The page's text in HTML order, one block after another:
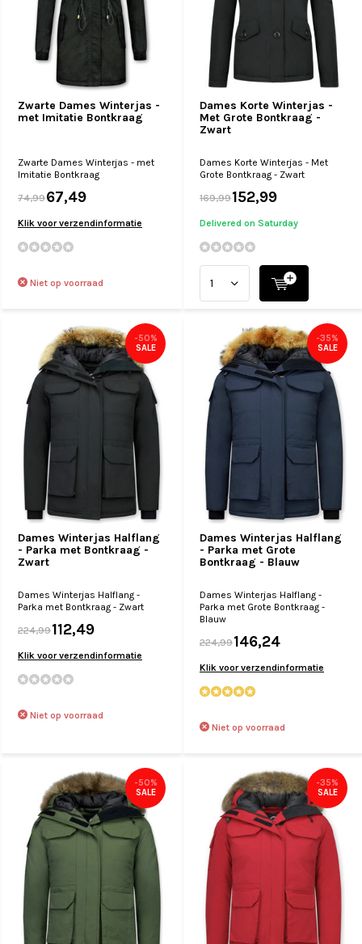
Zwarte Dames Winterjas -
met Imitatie Bontkraag
Zwarte Dames Winterjas - met
Imitatie Bontkraag
74,9967,49
Klik voor verzendinformatie
Niet op voorraad
Dames Korte Winterjas -
Met Grote Bontkraag -
Zwart
Dames Korte Winterjas - Met
Grote Bontkraag - Zwart
169,99152,99
Delivered on Saturday
Dames Winterjas Halflang
- Parka met Bontkraag -
Zwart
-50%
SALE
Dames Winterjas Halflang -
Parka met Bontkraag - Zwart
224,99112,49
Klik voor verzendinformatie
Niet op voorraad
Dames Winterjas Halflang
- Parka met Grote
Bontkraag - Blauw
-35%
SALE
Dames Winterjas Halflang -
Parka met Grote Bontkraag -
Blauw
224,99146,24
Klik voor verzendinformatie
Niet op voorraad
-50%
SALE
-35%
SALE